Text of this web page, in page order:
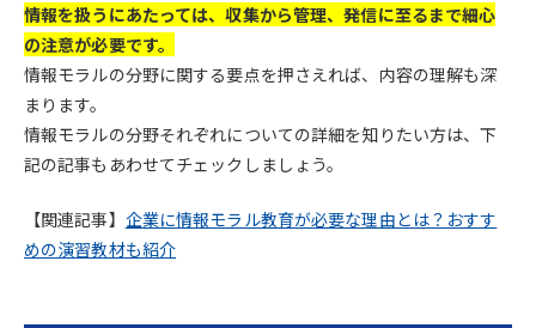
情報を扱うにあたっては、収集から管理、発信に至るまで細心
の注意が必要です。
情報モラルの分野に関する要点を押さえれば、内容の理解も深
まります。
情報モラルの分野それぞれについての詳細を知りたい方は、下
記の記事もあわせてチェックしましょう。
【関連記事】 企業に情報モラル教育が必要な理由とは？おすす
めの演習教材も紹介